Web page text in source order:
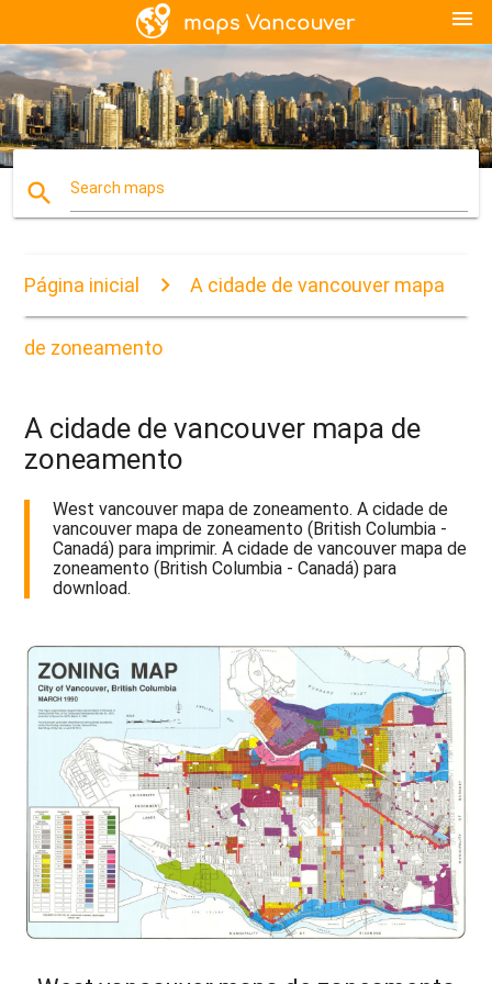
menu
search Search maps
Página inicial A cidade de vancouver mapa
de zoneamento
A cidade de vancouver mapa de
zoneamento
West vancouver mapa de zoneamento. A cidade de
vancouver mapa de zoneamento (British Columbia -
Canadá) para imprimir. A cidade de vancouver mapa de
zoneamento (British Columbia - Canadá) para
download.